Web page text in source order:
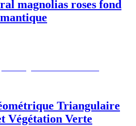
magnolias roses fond
Triangulaire
Végétation Verte